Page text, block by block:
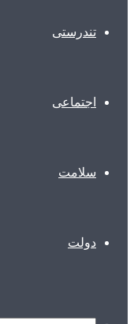
تندرستی
اجتماعی
سلامت
دولت